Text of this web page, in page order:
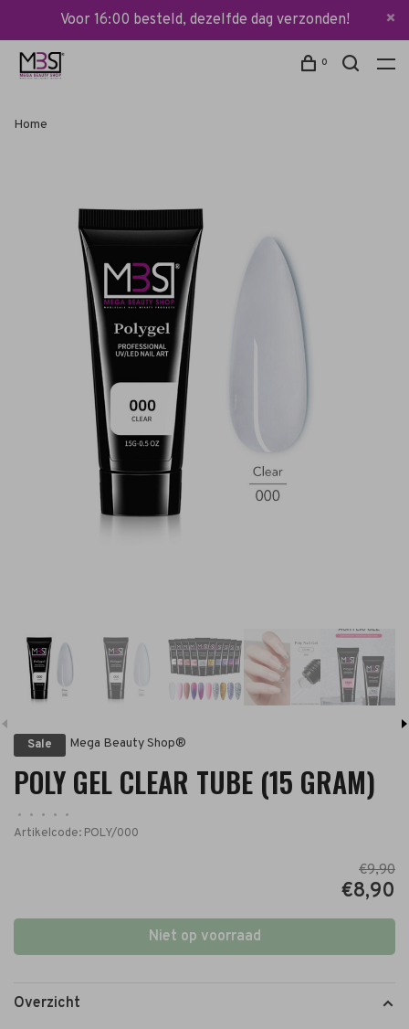
Voor 16:00 besteld, dezelfde dag verzonden!
0
Home
Sale Mega Beauty Shop®
POLY GEL CLEAR TUBE (15 GRAM)
• • • •
•
Artikelcode: POLY/000
€9,90
€8,90
Niet op voorraad
Overzicht